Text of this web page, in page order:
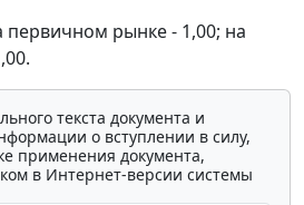
рынке - 1,00; на
текста документа и
о вступлении в силу,
применения документа,
в Интернет-версии системы